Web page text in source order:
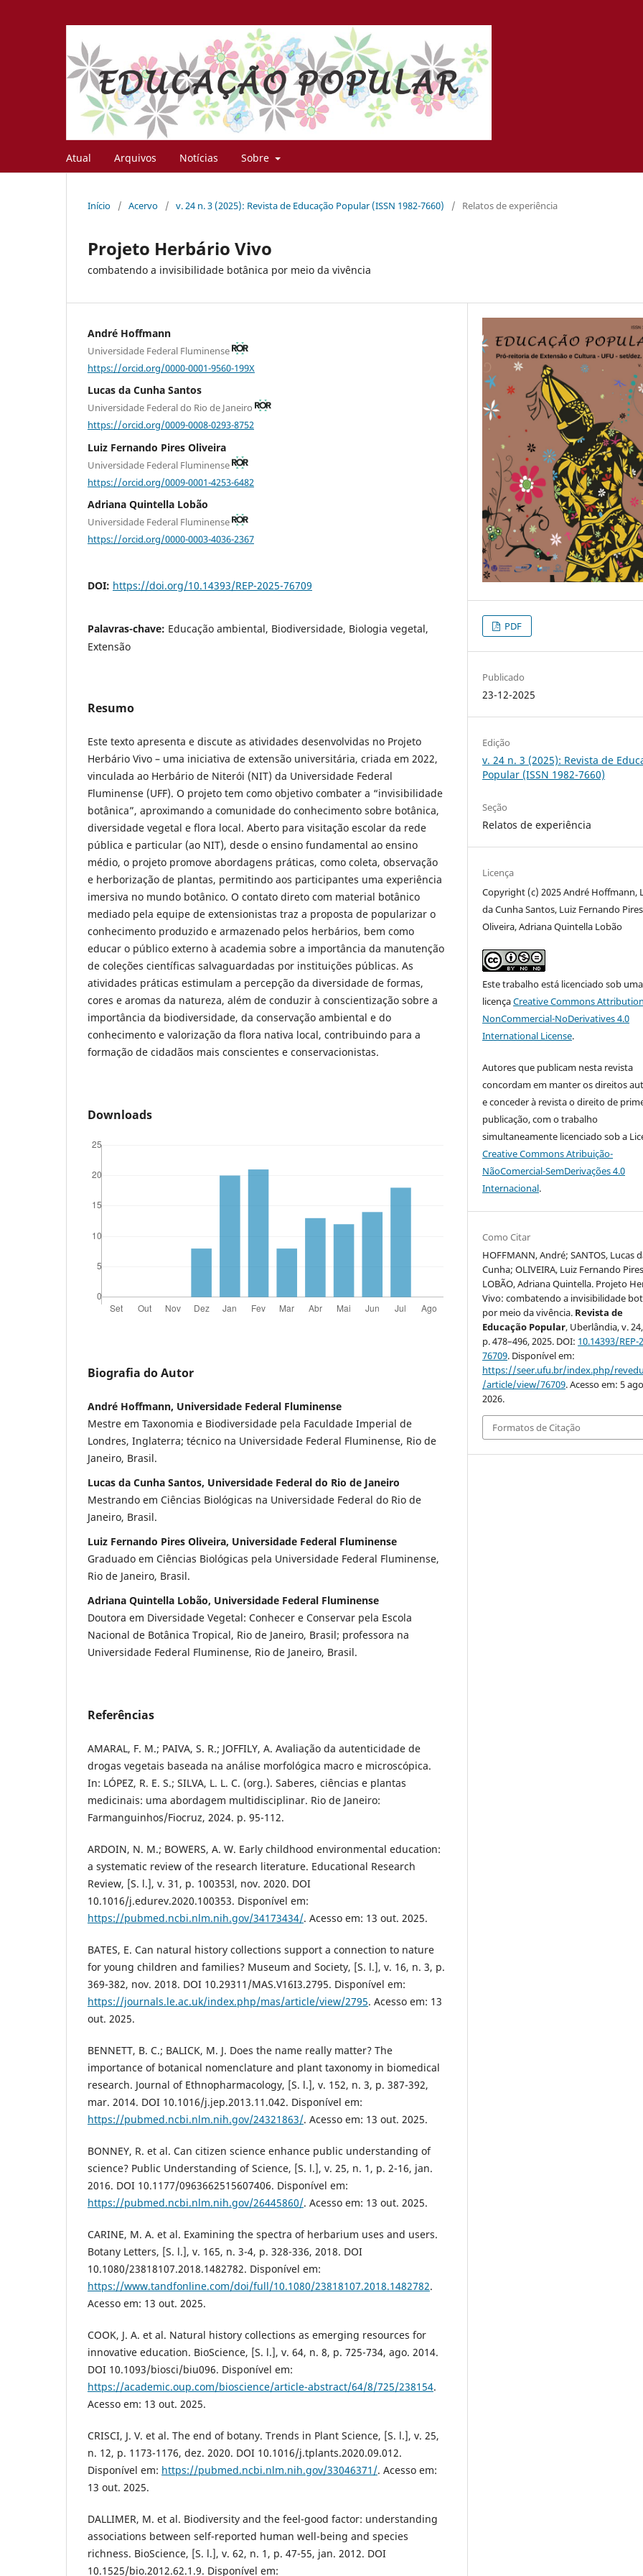
Atual Arquivos Notícias Sobre
Início / Acervo / v. 24 n. 3 (2025): Revista de Educação Popular (ISSN 1982-7660) / Relatos de experiência
Projeto Herbário Vivo
combatendo a invisibilidade botânica por meio da vivência
André Hoffmann
Universidade Federal Fluminense
https://orcid.org/0000-0001-9560-199X
Lucas da Cunha Santos
Universidade Federal do Rio de Janeiro
https://orcid.org/0009-0008-0293-8752
Luiz Fernando Pires Oliveira
Universidade Federal Fluminense
https://orcid.org/0009-0001-4253-6482
Adriana Quintella Lobão
Universidade Federal Fluminense
https://orcid.org/0000-0003-4036-2367
DOI: https://doi.org/10.14393/REP-2025-76709
Palavras-chave: Educação ambiental, Biodiversidade, Biologia vegetal,
Extensão
Resumo
Este texto apresenta e discute as atividades desenvolvidas no Projeto
Herbário Vivo – uma iniciativa de extensão universitária, criada em 2022,
vinculada ao Herbário de Niterói (NIT) da Universidade Federal
Fluminense (UFF). O projeto tem como objetivo combater a “invisibilidade
botânica”, aproximando a comunidade do conhecimento sobre botânica,
diversidade vegetal e flora local. Aberto para visitação escolar da rede
pública e particular (ao NIT), desde o ensino fundamental ao ensino
médio, o projeto promove abordagens práticas, como coleta, observação
e herborização de plantas, permitindo aos participantes uma experiência
imersiva no mundo botânico. O contato direto com material botânico
mediado pela equipe de extensionistas traz a proposta de popularizar o
conhecimento produzido e armazenado pelos herbários, bem como
educar o público externo à academia sobre a importância da manutenção
de coleções científicas salvaguardadas por instituições públicas. As
atividades práticas estimulam a percepção da diversidade de formas,
cores e aromas da natureza, além de conduzir à conscientização sobre a
importância da biodiversidade, da conservação ambiental e do
conhecimento e valorização da flora nativa local, contribuindo para a
formação de cidadãos mais conscientes e conservacionistas.
Downloads
Biografia do Autor
André Hoffmann, Universidade Federal Fluminense
Mestre em Taxonomia e Biodiversidade pela Faculdade Imperial de
Londres, Inglaterra; técnico na Universidade Federal Fluminense, Rio de
Janeiro, Brasil.
Lucas da Cunha Santos, Universidade Federal do Rio de Janeiro
Mestrando em Ciências Biológicas na Universidade Federal do Rio de
Janeiro, Brasil.
Luiz Fernando Pires Oliveira, Universidade Federal Fluminense
Graduado em Ciências Biológicas pela Universidade Federal Fluminense,
Rio de Janeiro, Brasil.
Adriana Quintella Lobão, Universidade Federal Fluminense
Doutora em Diversidade Vegetal: Conhecer e Conservar pela Escola
Nacional de Botânica Tropical, Rio de Janeiro, Brasil; professora na
Universidade Federal Fluminense, Rio de Janeiro, Brasil.
Referências
AMARAL, F. M.; PAIVA, S. R.; JOFFILY, A. Avaliação da autenticidade de
drogas vegetais baseada na análise morfológica macro e microscópica.
In: LÓPEZ, R. E. S.; SILVA, L. L. C. (org.). Saberes, ciências e plantas
medicinais: uma abordagem multidisciplinar. Rio de Janeiro:
Farmanguinhos/Fiocruz, 2024. p. 95-112.
ARDOIN, N. M.; BOWERS, A. W. Early childhood environmental education:
a systematic review of the research literature. Educational Research
Review, [S. l.], v. 31, p. 100353l, nov. 2020. DOI
10.1016/j.edurev.2020.100353. Disponível em:
https://pubmed.ncbi.nlm.nih.gov/34173434/. Acesso em: 13 out. 2025.
BATES, E. Can natural history collections support a connection to nature
for young children and families? Museum and Society, [S. l.], v. 16, n. 3, p.
369-382, nov. 2018. DOI 10.29311/MAS.V16I3.2795. Disponível em:
https://journals.le.ac.uk/index.php/mas/article/view/2795. Acesso em: 13
out. 2025.
BENNETT, B. C.; BALICK, M. J. Does the name really matter? The
importance of botanical nomenclature and plant taxonomy in biomedical
research. Journal of Ethnopharmacology, [S. l.], v. 152, n. 3, p. 387-392,
mar. 2014. DOI 10.1016/j.jep.2013.11.042. Disponível em:
https://pubmed.ncbi.nlm.nih.gov/24321863/. Acesso em: 13 out. 2025.
BONNEY, R. et al. Can citizen science enhance public understanding of
science? Public Understanding of Science, [S. l.], v. 25, n. 1, p. 2-16, jan.
2016. DOI 10.1177/0963662515607406. Disponível em:
https://pubmed.ncbi.nlm.nih.gov/26445860/. Acesso em: 13 out. 2025.
CARINE, M. A. et al. Examining the spectra of herbarium uses and users.
Botany Letters, [S. l.], v. 165, n. 3-4, p. 328-336, 2018. DOI
10.1080/23818107.2018.1482782. Disponível em:
https://www.tandfonline.com/doi/full/10.1080/23818107.2018.1482782.
Acesso em: 13 out. 2025.
COOK, J. A. et al. Natural history collections as emerging resources for
innovative education. BioScience, [S. l.], v. 64, n. 8, p. 725-734, ago. 2014.
DOI 10.1093/biosci/biu096. Disponível em:
https://academic.oup.com/bioscience/article-abstract/64/8/725/238154.
Acesso em: 13 out. 2025.
CRISCI, J. V. et al. The end of botany. Trends in Plant Science, [S. l.], v. 25,
n. 12, p. 1173-1176, dez. 2020. DOI 10.1016/j.tplants.2020.09.012.
Disponível em: https://pubmed.ncbi.nlm.nih.gov/33046371/. Acesso em:
13 out. 2025.
DALLIMER, M. et al. Biodiversity and the feel-good factor: understanding
associations between self-reported human well-being and species
richness. BioScience, [S. l.], v. 62, n. 1, p. 47-55, jan. 2012. DOI
10.1525/bio.2012.62.1.9. Disponível em:
PDF
Publicado
23-12-2025
Edição
v. 24 n. 3 (2025): Revista de
Popular (ISSN 1982-7660)
Seção
Relatos de experiência
Licença
Copyright (c) 2025 André Hoffmann,
da Cunha Santos, Luiz Fernando Pires
Oliveira, Adriana Quintella Lobão
Este trabalho está licenciado sob uma
licençaCreative Commons
NonCommercial-NoDerivatives 4.0
International License.
Autores que publicam nesta revista
concordam em manter os direitos
e conceder à revista o direito de
publicação, com o trabalho
simultaneamente licenciado sob a
Creative Commons Atribuição-
NãoComercial-SemDerivações 4.0
Internacional.
Como Citar
HOFFMANN, André; SANTOS, Lucas
Cunha; OLIVEIRA, Luiz Fernando
LOBÃO, Adriana Quintella. Projeto
Vivo: combatendo a invisibilidade
por meio da vivência. Revista de
Educação Popular, Uberlândia, v.
p. 478–496, 2025. DOI: 10.14393/REP-
76709. Disponível em:
https://seer.ufu.br/index.php/
/article/view/76709. Acesso em: 5
2026.
Formatos de Citação